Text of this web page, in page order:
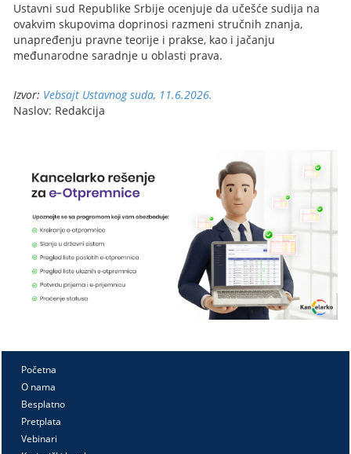
Ustavni sud Republike Srbije ocenjuje da učešće sudija na
ovakvim skupovima doprinosi razmeni stručnih znanja,
unapređenju pravne teorije i prakse, kao i jačanju
međunarodne saradnje u oblasti prava.
Izvor: Vebsajt Ustavnog suda, 11.6.2026.
Naslov: Redakcija
Početna
O nama
Besplatno
Pretplata
Vebinari